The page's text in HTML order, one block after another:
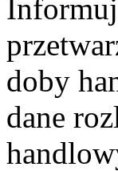
doby
dane